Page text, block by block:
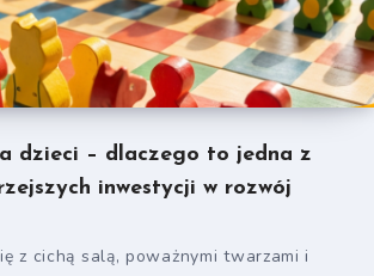
dzieci – dlaczego to jedna z
inwestycji w rozwój
z cichą salą, poważnymi twarzami i